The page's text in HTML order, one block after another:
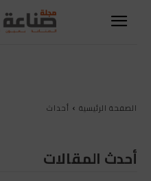
الصفحة الرئيسية أحداث
أحدث المقالات